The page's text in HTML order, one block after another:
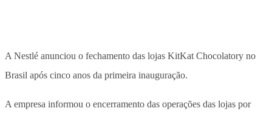
A Nestlé anunciou o fechamento das lojas KitKat Chocolatory no
Brasil após cinco anos da primeira inauguração.
A empresa informou o encerramento das operações das lojas por